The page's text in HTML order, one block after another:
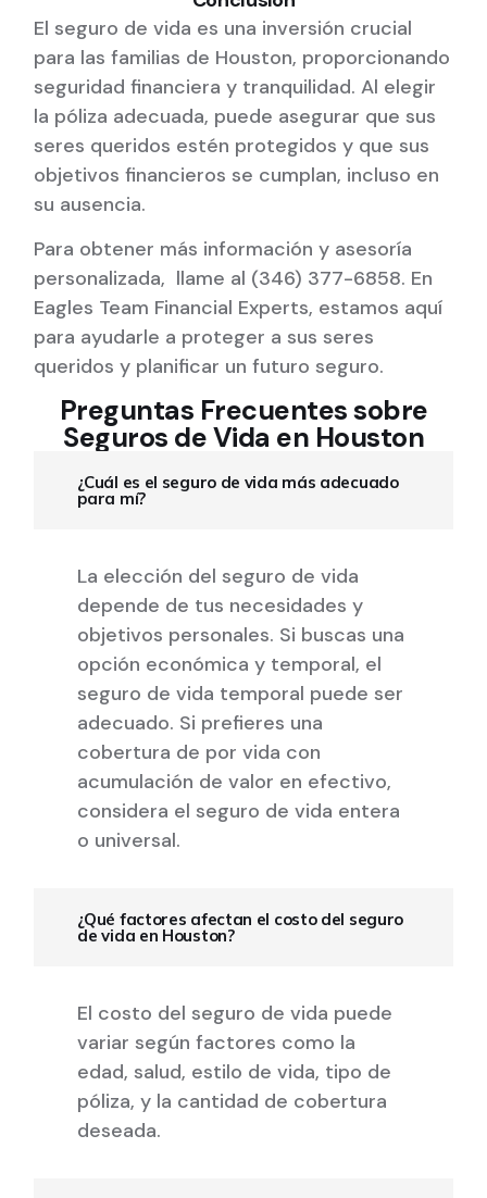
El seguro de vida es una inversión crucial
para las familias de Houston, proporcionando
seguridad financiera y tranquilidad. Al elegir
la póliza adecuada, puede asegurar que sus
seres queridos estén protegidos y que sus
objetivos financieros se cumplan, incluso en
su ausencia.
Para obtener más información y asesoría
personalizada, llame al (346) 377-6858. En
Eagles Team Financial Experts, estamos aquí
para ayudarle a proteger a sus seres
queridos y planificar un futuro seguro.
Preguntas Frecuentes sobre
Seguros de Vida en Houston
¿Cuál es el seguro de vida más adecuado
para mí?
La elección del seguro de vida
depende de tus necesidades y
objetivos personales. Si buscas una
opción económica y temporal, el
seguro de vida temporal puede ser
adecuado. Si prefieres una
cobertura de por vida con
acumulación de valor en efectivo,
considera el seguro de vida entera
o universal.
¿Qué factores afectan el costo del seguro
de vida en Houston?
El costo del seguro de vida puede
variar según factores como la
edad, salud, estilo de vida, tipo de
póliza, y la cantidad de cobertura
deseada.